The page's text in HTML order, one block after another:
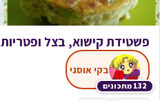
פשטידת קישוא, בצל ופטריות
132 מתכונים
בקי אוסגי